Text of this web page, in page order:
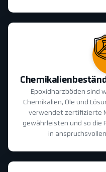
Epoxidharzböden sind
Chemikalien, Öle und
verwendet zertifizierte
gewährleisten und so die
in